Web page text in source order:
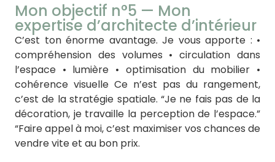
Mon objectif n°5 — Mon
expertise d’architecte d’intérieur
C’est ton énorme avantage. Je vous apporte : •
compréhension des volumes • circulation dans
l’espace • lumière • optimisation du mobilier •
cohérence visuelle Ce n’est pas du rangement,
c’est de la stratégie spatiale. “Je ne fais pas de la
décoration, je travaille la perception de l’espace.”
“Faire appel à moi, c’est maximiser vos chances de
vendre vite et au bon prix.